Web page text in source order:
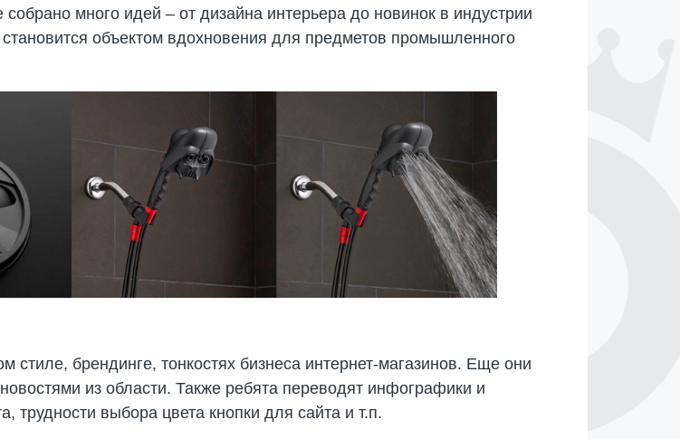
много идей – от дизайна интерьера до новинок в индустрии
объектом вдохновения для предметов промышленного
брендинге, тонкостях бизнеса интернет-магазинов. Еще они
из области. Также ребята переводят инфографики и
трудности выбора цвета кнопки для сайта и т.п.